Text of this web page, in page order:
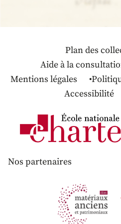
Plan des
Aide à la
Mentions légales
Accessibilité
Nos partenaires